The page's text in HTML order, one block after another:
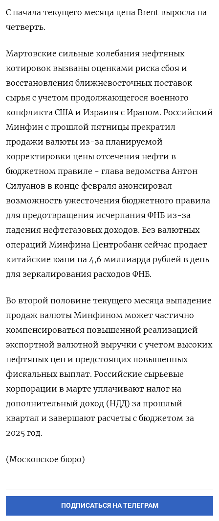
С начала текущего месяца цена Brent выросла на
четверть.
Мартовские сильные колебания нефтяных
котировок вызваны оценками риска сбоя и
восстановления ближневосточных поставок
сырья с учетом продолжающегося военного
конфликта США и ​Израиля с Ираном. Российский
Минфин с прошлой пятницы ⁠прекратил
продажи валюты из-за планируемой
корректировки цены отсечения нефти в
бюджетном правиле - глава ведомства Антон
Силуанов в конце февраля анонсировал
возможность ужесточения бюджетного правила
для предотвращения исчерпания ФНБ из-за
‌падения нефтегазовых доходов. Без валютных
операций Минфина Центробанк сейчас продает
китайские юани на 4,6 миллиарда рублей в день
для зеркалирования расходов ‌ФНБ.
Во второй половине текущего месяца выпадение
продаж валюты Минфином может частично
компенсироваться повышенной реализацией
экспортной валютной выручки с учетом высоких
нефтяных ​цен и предстоящих повышенных
фискальных выплат. Российские сырьевые
корпорации в марте уплачивают налог на
дополнительный доход (НДД) ‌за прошлый
квартал и завершают расчеты с бюджетом за
2025 год.
(Московское бюро)
ПОДПИСАТЬСЯ НА ТЕЛЕГРАМ